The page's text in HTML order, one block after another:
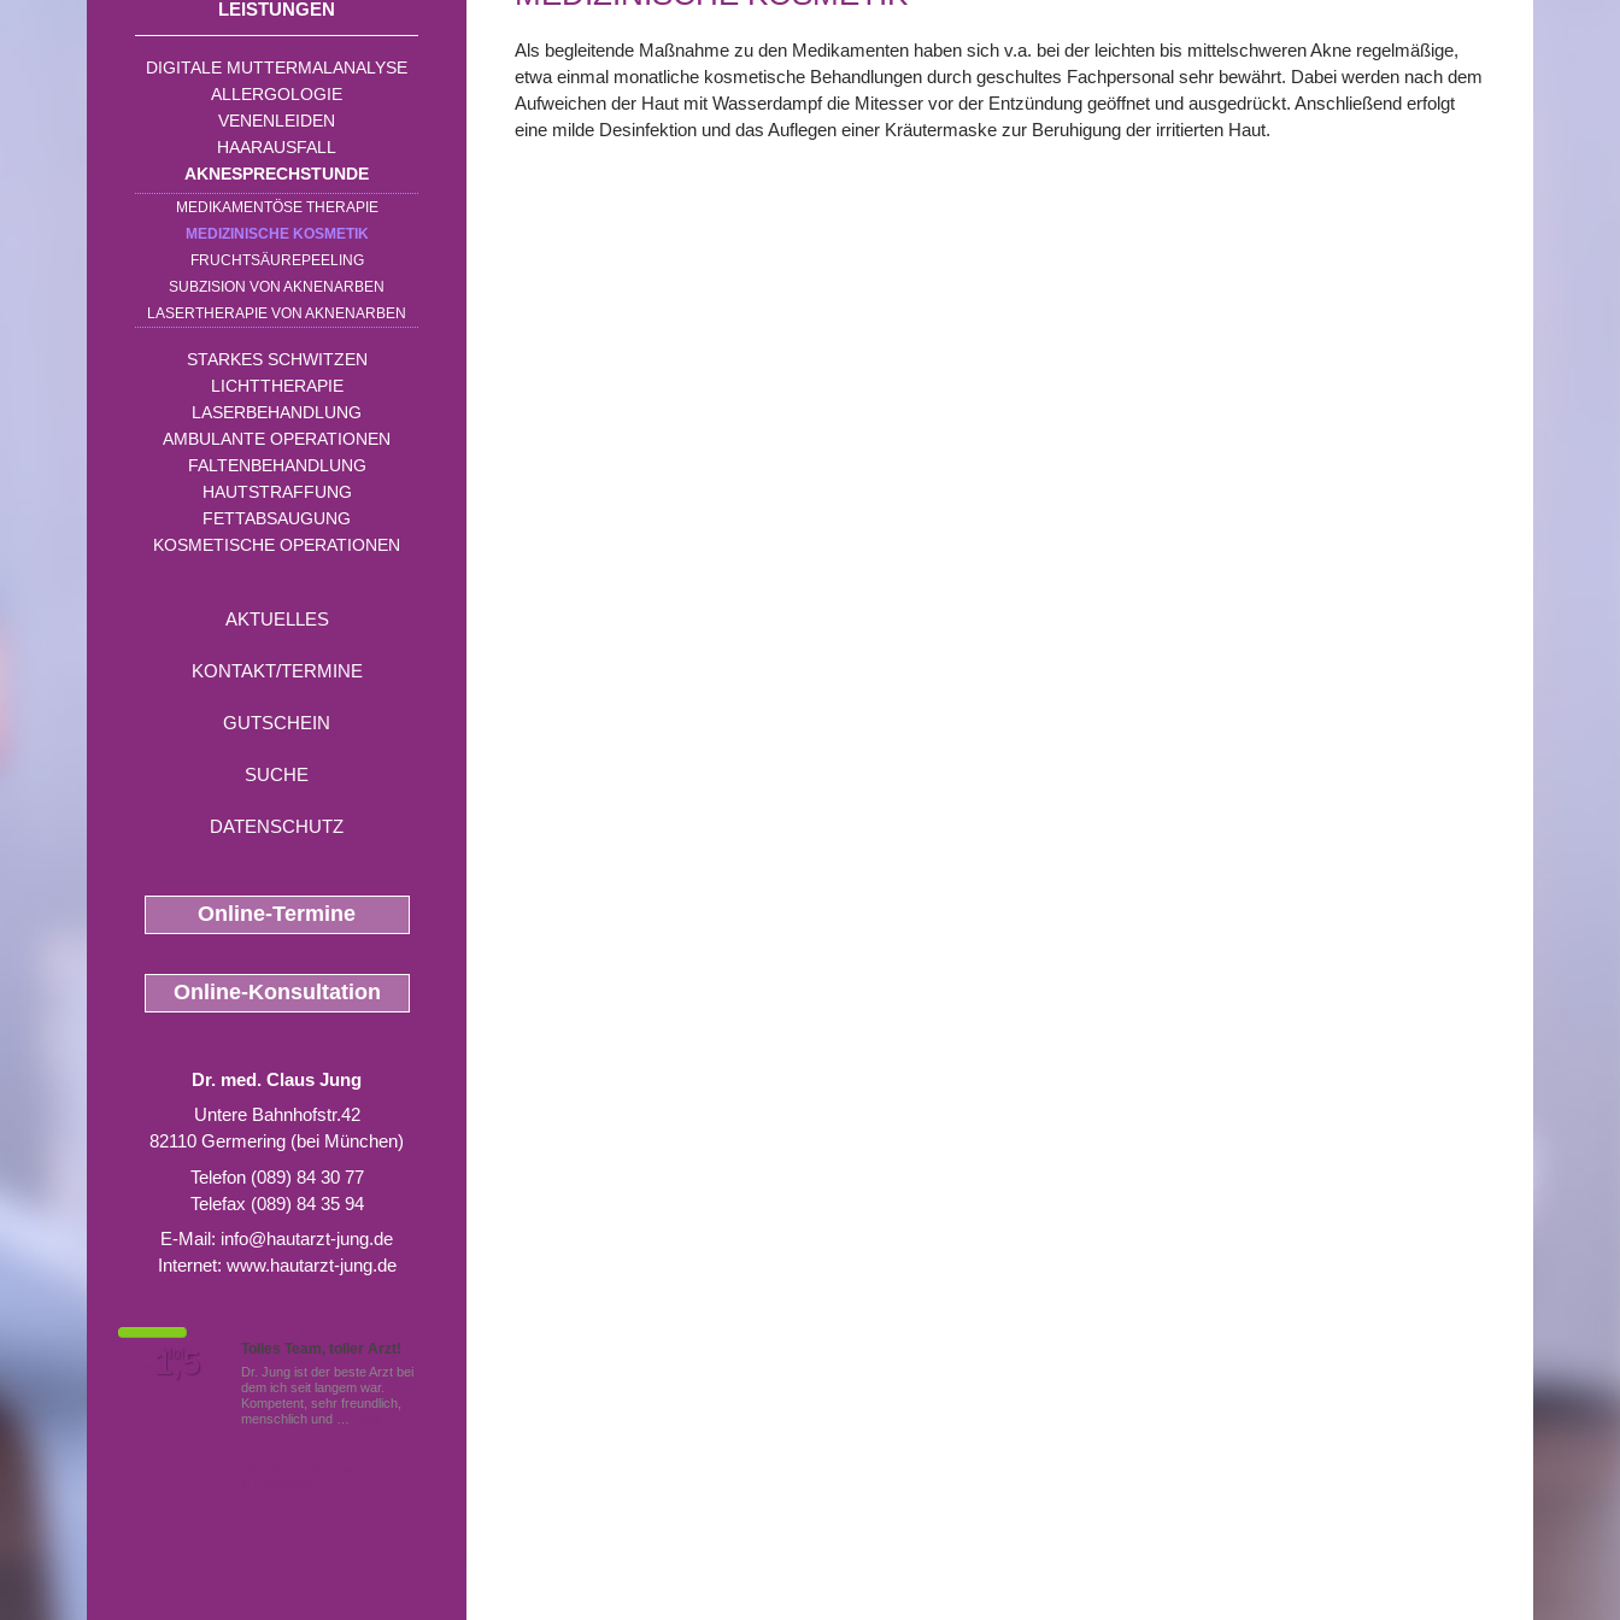
LEISTUNGEN
DIGITALE MUTTERMALANALYSE
ALLERGOLOGIE
VENENLEIDEN
HAARAUSFALL
AKNESPRECHSTUNDE
MEDIKAMENTÖSE THERAPIE
MEDIZINISCHE KOSMETIK
FRUCHTSÄUREPEELING
SUBZISION VON AKNENARBEN
LASERTHERAPIE VON AKNENARBEN
STARKES SCHWITZEN
LICHTTHERAPIE
LASERBEHANDLUNG
AMBULANTE OPERATIONEN
FALTENBEHANDLUNG
HAUTSTRAFFUNG
FETTABSAUGUNG
KOSMETISCHE OPERATIONEN
AKTUELLES
KONTAKT/TERMINE
GUTSCHEIN
SUCHE
DATENSCHUTZ
Online-Termine
Online-Konsultation
Dr. med. Claus Jung
Untere Bahnhofstr.42
82110 Germering (bei München)
Telefon (089) 84 30 77
Telefax (089) 84 35 94
E-Mail: info@hautarzt-jung.de
Internet: www.hautarzt-jung.de
Tolles Team, toller Arzt!
Dr. Jung ist der beste Arzt bei
dem ich seit langem war.
Kompetent, sehr freundlich,
menschlich und …
Von Patienten
bewertet mit
Note
1,5
Als begleitende Maßnahme zu den Medikamenten haben sich v.a. bei der leichten bis mittelschweren Akne regelmäßige,
etwa einmal monatliche kosmetische Behandlungen durch geschultes Fachpersonal sehr bewährt. Dabei werden nach dem
Aufweichen der Haut mit Wasserdampf die Mitesser vor der Entzündung geöffnet und ausgedrückt. Anschließend erfolgt
eine milde Desinfektion und das Auflegen einer Kräutermaske zur Beruhigung der irritierten Haut.